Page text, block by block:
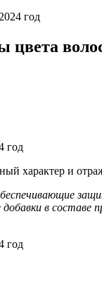
год
характер и
в составе